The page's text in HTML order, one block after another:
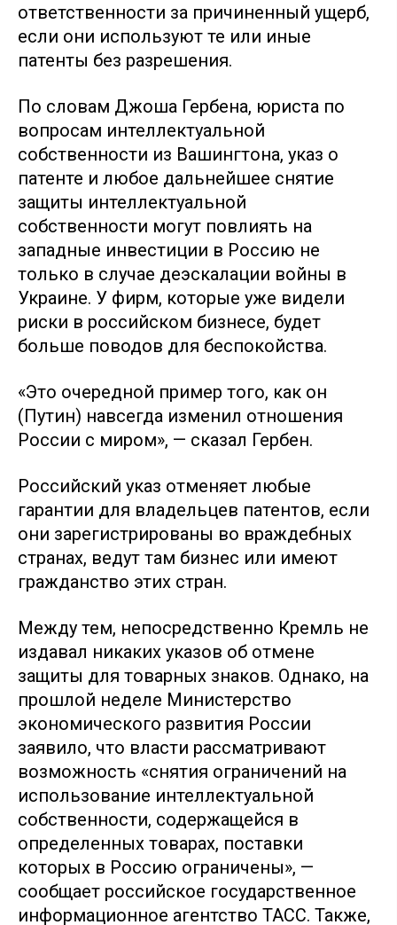
ответственности за причиненный ущерб,
если они используют те или иные
патенты без разрешения.
По словам Джоша Гербена, юриста по
вопросам интеллектуальной
собственности из Вашингтона, указ о
патенте и любое дальнейшее снятие
защиты интеллектуальной
собственности могут повлиять на
западные инвестиции в Россию не
только в случае деэскалации войны в
Украине. У фирм, которые уже видели
риски в российском бизнесе, будет
больше поводов для беспокойства.
«Это очередной пример того, как он
(Путин) навсегда изменил отношения
России с миром», — сказал Гербен.
Российский указ отменяет любые
гарантии для владельцев патентов, если
они зарегистрированы во враждебных
странах, ведут там бизнес или имеют
гражданство этих стран.
Между тем, непосредственно Кремль не
издавал никаких указов об отмене
защиты для товарных знаков. Однако, на
прошлой неделе Министерство
экономического развития России
заявило, что власти рассматривают
возможность «снятия ограничений на
использование интеллектуальной
собственности, содержащейся в
определенных товарах, поставки
которых в Россию ограничены», —
сообщает российское государственное
информационное агентство ТАСС. Также,